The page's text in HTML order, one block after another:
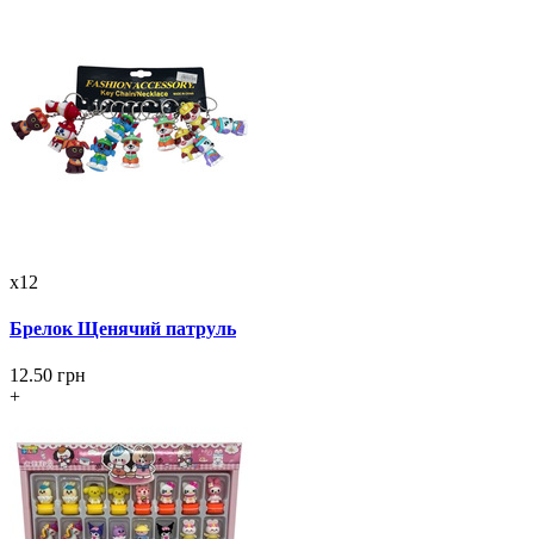
x12
Брелок Щенячий патруль
12.50 грн
+